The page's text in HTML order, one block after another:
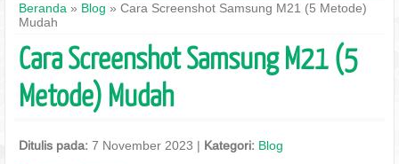
Beranda » Blog » Cara Screenshot Samsung M21 (5 Metode)
Mudah
Cara Screenshot Samsung M21 (5
Metode) Mudah
Ditulis pada: 7 November 2023 | Kategori: Blog